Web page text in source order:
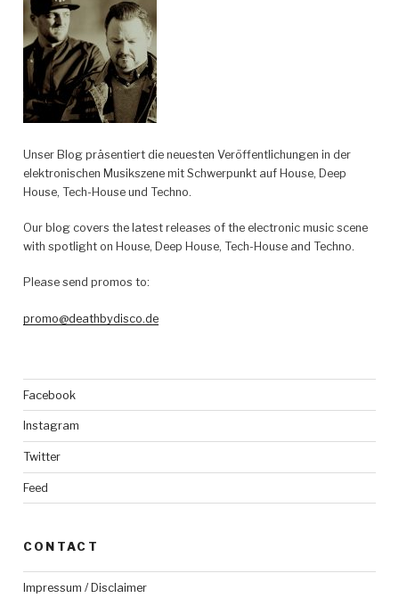
Unser Blog präsentiert die neuesten Veröffentlichungen in der
elektronischen Musikszene mit Schwerpunkt auf House, Deep
House, Tech-House und Techno.
Our blog covers the latest releases of the electronic music scene
with spotlight on House, Deep House, Tech-House and Techno.
Please send promos to:
promo@deathbydisco.de
Facebook
Instagram
Twitter
Feed
CONTACT
Impressum / Disclaimer